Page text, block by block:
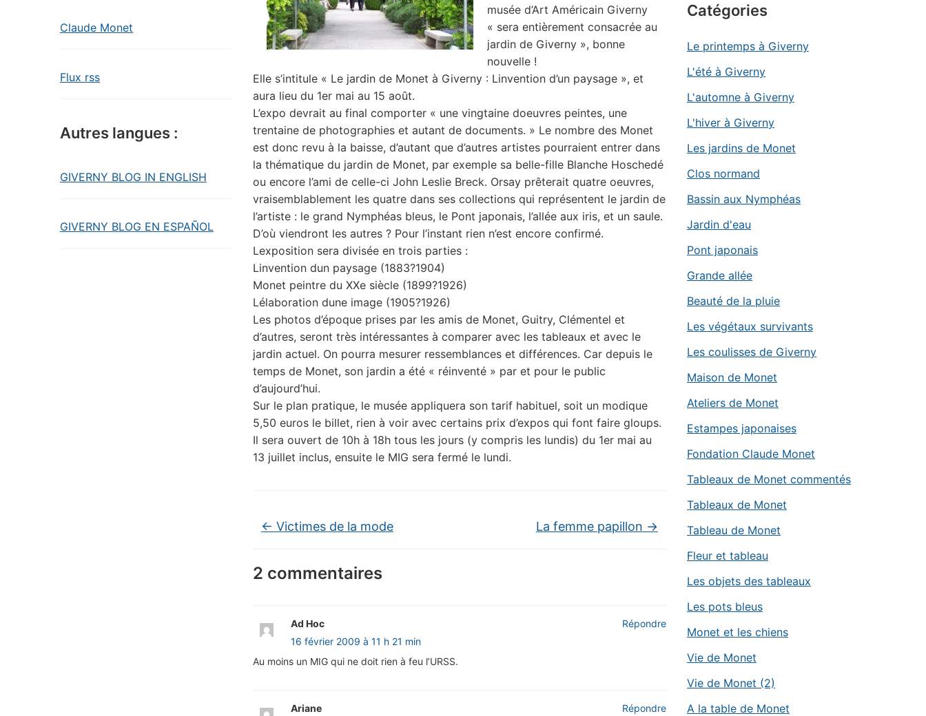
Claude Monet
Flux rss
Autres langues :
GIVERNY BLOG IN ENGLISH
GIVERNY BLOG EN ESPAÑOL
musée d’Art Américain Giverny
« sera entièrement consacrée au
jardin de Giverny », bonne
nouvelle !
Elle s’intitule « Le jardin de Monet à Giverny : Linvention d’un paysage », et
aura lieu du 1er mai au 15 août.
L’expo devrait au final comporter « une vingtaine doeuvres peintes, une
trentaine de photographies et autant de documents. » Le nombre des Monet
est donc revu à la baisse, d’autant que d’autres artistes pourraient entrer dans
la thématique du jardin de Monet, par exemple sa belle-fille Blanche Hoschedé
ou encore l’ami de celle-ci John Leslie Breck. Orsay prêterait quatre oeuvres,
vraisemblablement les quatre dans ses collections qui représentent le jardin de
l’artiste : le grand Nymphéas bleus, le Pont japonais, l’allée aux iris, et un saule.
D’où viendront les autres ? Pour l’instant rien n’est encore confirmé.
Lexposition sera divisée en trois parties :
Linvention dun paysage (1883?1904)
Monet peintre du XXe siècle (1899?1926)
Lélaboration dune image (1905?1926)
Les photos d’époque prises par les amis de Monet, Guitry, Clémentel et
d’autres, seront très intéressantes à comparer avec les tableaux et avec le
jardin actuel. On pourra mesurer ressemblances et différences. Car depuis le
temps de Monet, son jardin a été « réinventé » par et pour le public
d’aujourd’hui.
Sur le plan pratique, le musée appliquera son tarif habituel, soit un modique
5,50 euros le billet, rien à voir avec certains prix d’expos qui font faire gloups.
Il sera ouvert de 10h à 18h tous les jours (y compris les lundis) du 1er mai au
13 juillet inclus, ensuite le MIG sera fermé le lundi.
← Victimes de la mode La femme papillon →
2 commentaires
Ad Hoc
16 février 2009 à 11 h 21 min
Au moins un MIG qui ne doit rien à feu l’URSS.
Répondre
Ariane
Répondre
Catégories
Le printemps à Giverny
L'été à Giverny
L'automne à Giverny
L'hiver à Giverny
Les jardins de Monet
Clos normand
Bassin aux Nymphéas
Jardin d'eau
Pont japonais
Grande allée
Beauté de la pluie
Les végétaux survivants
Les coulisses de Giverny
Maison de Monet
Ateliers de Monet
Estampes japonaises
Fondation Claude Monet
Tableaux de Monet commentés
Tableaux de Monet
Tableau de Monet
Fleur et tableau
Les objets des tableaux
Les pots bleus
Monet et les chiens
Vie de Monet
Vie de Monet (2)
A la table de Monet